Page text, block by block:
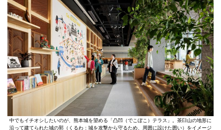
中でもイチオシしたいのが、熊本城を望める「凸凹（でこぼこ）テラス」。茶臼山の地形に
沿って建てられた城の郭（くるわ：城を攻撃から守るため、周囲に設けた囲い）をイメージ